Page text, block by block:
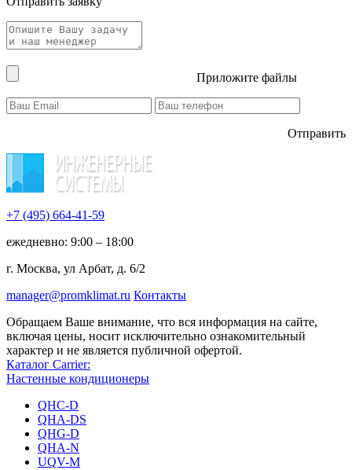
Приложите файлы
Отправить
+7 (495) 664-41-59
ежедневно: 9:00 – 18:00
г. Москва, ул Арбат, д. 6/2
manager@promklimat.ru Контакты
Обращаем Ваше внимание, что вся информация на сайте,
включая цены, носит исключительно ознакомительный
характер и не является публичной офертой.
Каталог Carrier:
Настенные кондиционеры
QHC-D
QHA-DS
QHG-D
QHA-N
UQV-M